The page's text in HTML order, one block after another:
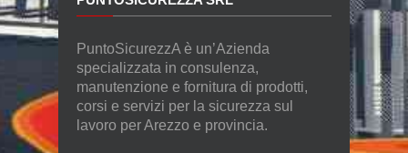
PuntoSicurezzA è un’Azienda
specializzata in consulenza,
manutenzione e fornitura di prodotti,
corsi e servizi per la sicurezza sul
lavoro per Arezzo e provincia.